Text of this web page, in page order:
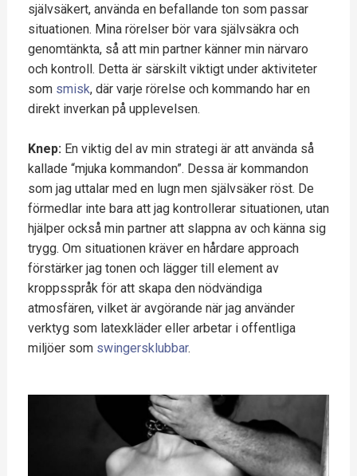
självsäkert, använda en befallande ton som passar
situationen. Mina rörelser bör vara självsäkra och
genomtänkta, så att min partner känner min närvaro
och kontroll. Detta är särskilt viktigt under aktiviteter
som smisk, där varje rörelse och kommando har en
direkt inverkan på upplevelsen.
Knep:En viktig del av min strategi är att använda så
kallade “mjuka kommandon”. Dessa är kommandon
som jag uttalar med en lugn men självsäker röst. De
förmedlar inte bara att jag kontrollerar situationen, utan
hjälper också min partner att slappna av och känna sig
trygg. Om situationen kräver en hårdare approach
förstärker jag tonen och lägger till element av
kroppsspråk för att skapa den nödvändiga
atmosfären, vilket är avgörande när jag använder
verktyg som latexkläder eller arbetar i offentliga
miljöer som swingersklubbar.